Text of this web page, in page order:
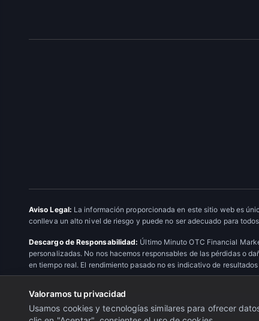
Aviso Legal: La información proporcionada en este sitio web es
conlleva un alto nivel de riesgo y puede no ser adecuado para
Descargo de Responsabilidad: Último Minuto OTC Financial
personalizadas. No nos hacemos responsables de las pérdidas o
en tiempo real. El rendimiento pasado no es indicativo de
© 2026 Último Minuto OTC Financial Markets. Todos los derechos
Valoramos tu privacidad
Usamos cookies y tecnologías similares para ofrecer